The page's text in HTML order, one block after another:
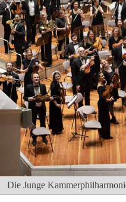
Die Junge